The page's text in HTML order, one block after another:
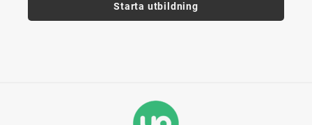
Starta utbildning